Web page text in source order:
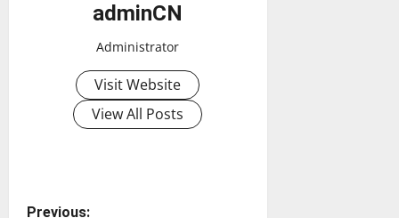
adminCN
Administrator
Visit Website
View All Posts
Previous: